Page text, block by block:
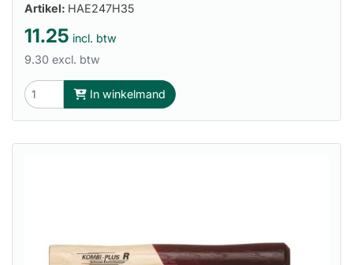
Artikel: HAE247H35
11.25 incl. btw
9.30 excl. btw
In winkelmand